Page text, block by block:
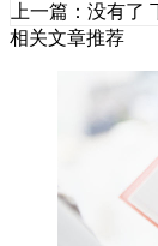
上一篇：没有了
相关文章推荐